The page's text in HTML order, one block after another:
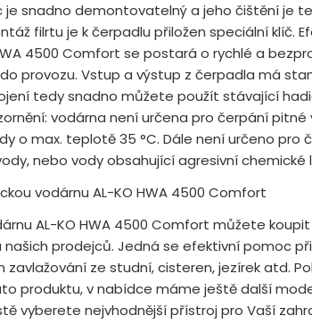
snadno demontovatelný a jeho čištění je
filrtu je k čerpadlu přiložen speciální klíč.
4500 Comfort se postará o rychlé a
provozu. Vstup a výstup z čerpadla má
tedy snadno můžete použít stávající
vodárna není určena pro čerpání pitné
o max. teplotě 35 °C. Dále není určeno pro
nebo vody obsahující agresivní chemické
vodárnu AL-KO HWA 4500 Comfort
AL-KO HWA 4500 Comfort můžete
našich prodejců. Jedná se efektivní pomoc při
ze studní, cisteren, jezírek atd.
produktu, v nabídce máme ještě další
vyberete nejvhodnější přístroj pro Vaší